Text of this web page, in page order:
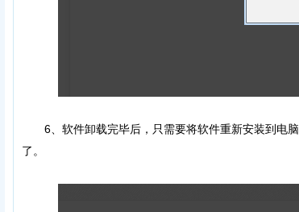
6、软件卸载完毕后，只需要将软件重新安装到电脑
了。